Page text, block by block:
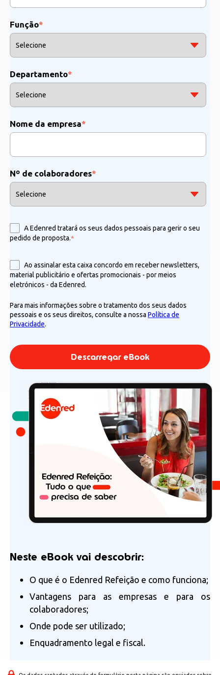
Neste eBook vai descobrir:
O que é o Edenred Refeição e como funciona;
Vantagens para as empresas e para os
colaboradores;
Onde pode ser utilizado;
Enquadramento legal e fiscal.
Função*
Departamento*
Nome da empresa*
Nº de colaboradores*
A Edenred tratará os seus dados pessoais para gerir o seu
pedido de proposta.*
Ao assinalar esta caixa concordo em receber newsletters,
material publicitário e ofertas promocionais - por meios
eletrónicos - da Edenred.
Para mais informações sobre o tratamento dos seus dados
pessoais e os seus direitos, consulte a nossa Política de
Privacidade.